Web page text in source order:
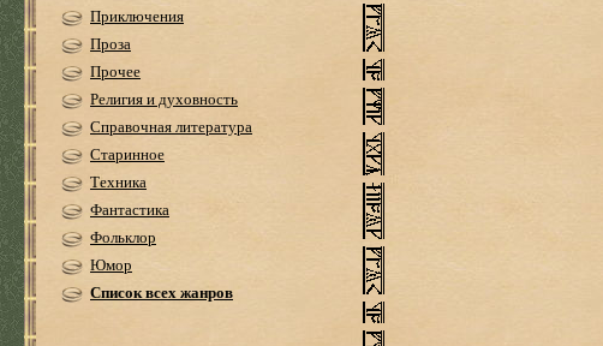
Приключения
Проза
Прочее
Религия и духовность
Справочная литература
Старинное
Техника
Фантастика
Фольклор
Юмор
Список всех жанров